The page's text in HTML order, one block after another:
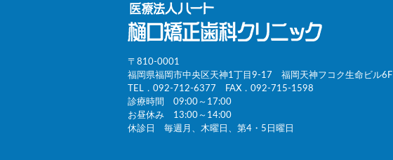
〒810-0001
福岡県福岡市中央区天神1丁目9-17 福岡天神フコク生命ビル6F
TEL． 092-712-6377 FAX．092-715-1598
診療時間 09:00～17:00
お昼休み 13:00～14:00
休診日 毎週月、木曜日、第4・5日曜日